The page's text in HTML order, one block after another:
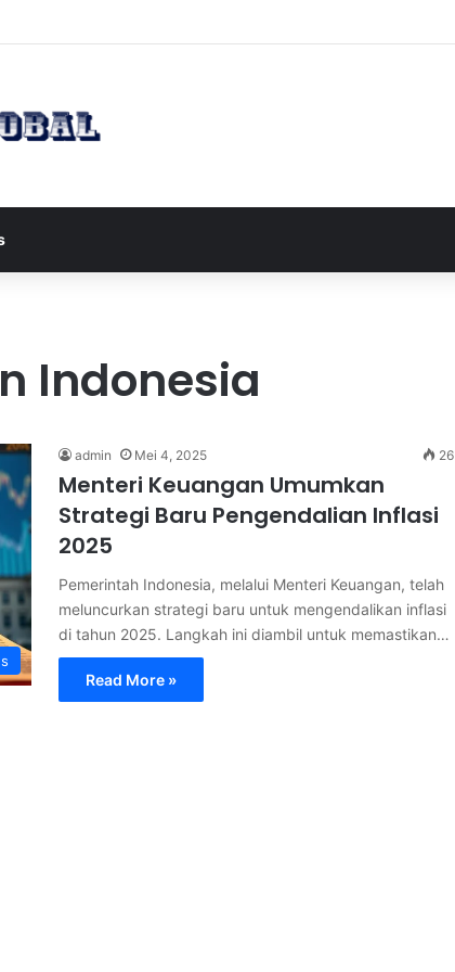
Indonesia
admin Mei 4, 2025 26
Menteri Keuangan Umumkan
Strategi Baru Pengendalian Inflasi
2025
Pemerintah Indonesia, melalui Menteri Keuangan, telah
meluncurkan strategi baru untuk mengendalikan inflasi
di tahun 2025. Langkah ini diambil untuk memastikan…
Read More »